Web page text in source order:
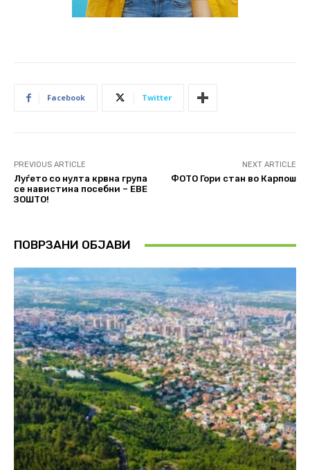
Facebook Twitter
PREVIOUS ARTICLE
Луѓето со нулта крвна група
се навистина посебни – ЕВЕ
ЗОШТО!
NEXT ARTICLE
ФОТО Гори стан во Карпош
ПОВРЗАНИ ОБЈАВИ